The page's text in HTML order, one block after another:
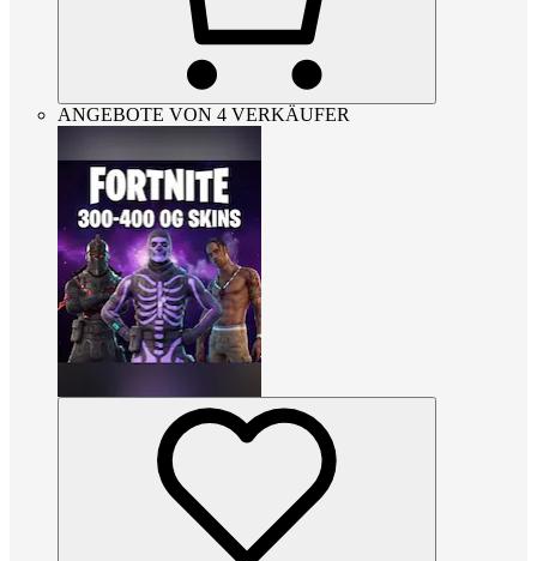
ANGEBOTE VON 4 VERKÄUFER